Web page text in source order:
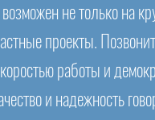
не только на
проекты.
работы и
и надежность